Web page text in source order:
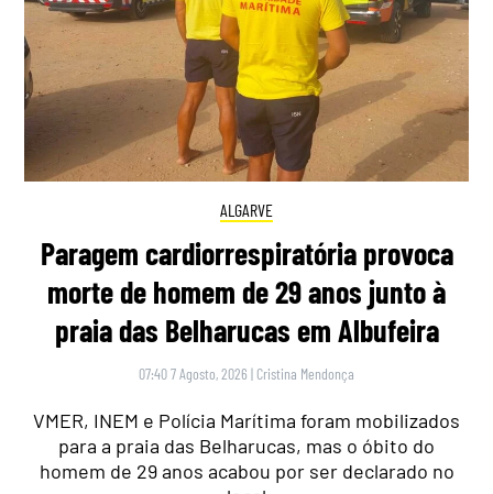
ALGARVE
Paragem cardiorrespiratória provoca
morte de homem de 29 anos junto à
praia das Belharucas em Albufeira
07:40 7 Agosto, 2026 | Cristina Mendonça
VMER, INEM e Polícia Marítima foram mobilizados
para a praia das Belharucas, mas o óbito do
homem de 29 anos acabou por ser declarado no